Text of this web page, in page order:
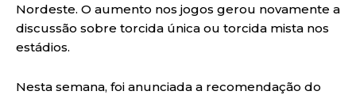
Nordeste. O aumento nos jogos gerou novamente a
discussão sobre torcida única ou torcida mista nos
estádios.
Nesta semana, foi anunciada a recomendação do